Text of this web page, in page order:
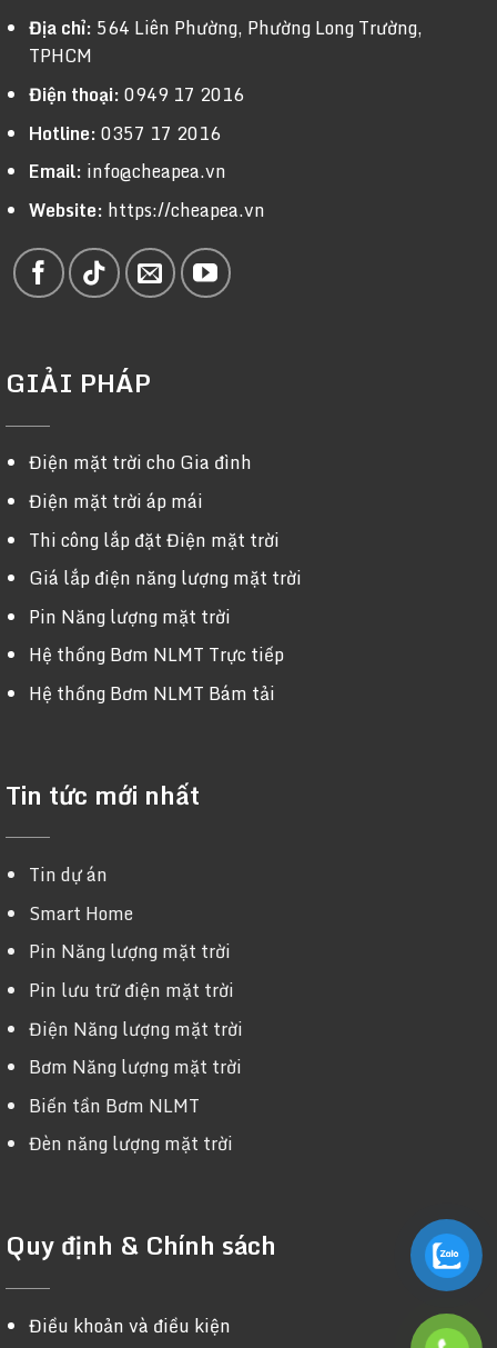
Địa chỉ: 564 Liên Phường, Phường Long Trường,
TPHCM
Điện thoại:0949 17 2016
Hotline:0357 17 2016
Email: info@cheapea.vn
Website: https://cheapea.vn
GIẢI PHÁP
Điện mặt trời cho Gia đình
Điện mặt trời áp mái
Thi công lắp đặt Điện mặt trời
Giá lắp điện năng lượng mặt trời
Pin Năng lượng mặt trời
Hệ thống Bơm NLMT Trực tiếp
Hệ thống Bơm NLMT Bám tải
Tin tức mới nhất
Tin dự án
Smart Home
Pin Năng lượng mặt trời
Pin lưu trữ điện mặt trời
Điện Năng lượng mặt trời
Bơm Năng lượng mặt trời
Biến tần Bơm NLMT
Đèn năng lượng mặt trời
Quy định & Chính sách
Điều khoản và điều kiện